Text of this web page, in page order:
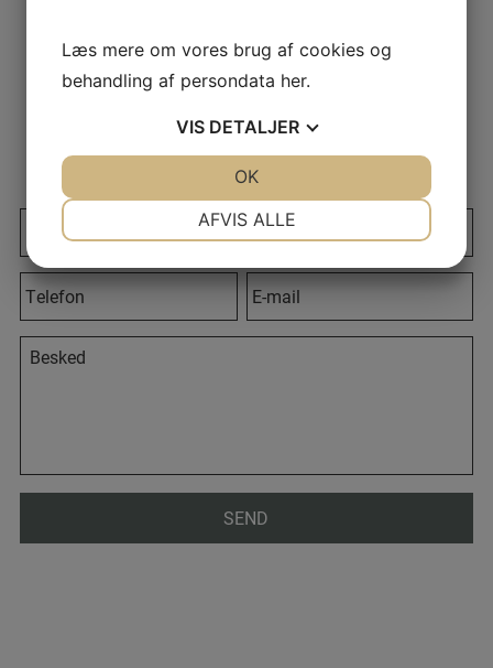
Læs mere
Kontakt mig i dag
Læs mere om vores brug af cookies og
behandling af persondata her.
VIS DETALJER
AFVIS ALLE
OK